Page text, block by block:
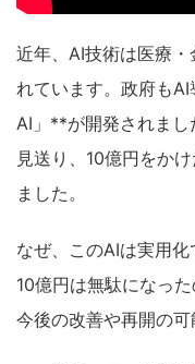
近年、AI技術は医療
れています。政府も
AI」**が開発されまし
見送り、10億円をか
ました。
なぜ、このAIは実用化
10億円は無駄になった
今後の改善や再開の可